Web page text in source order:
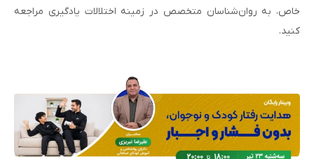
خاص، به روان‌شناسان متخصص در زمینه اختلالات یادگیری مراجعه
کنید.